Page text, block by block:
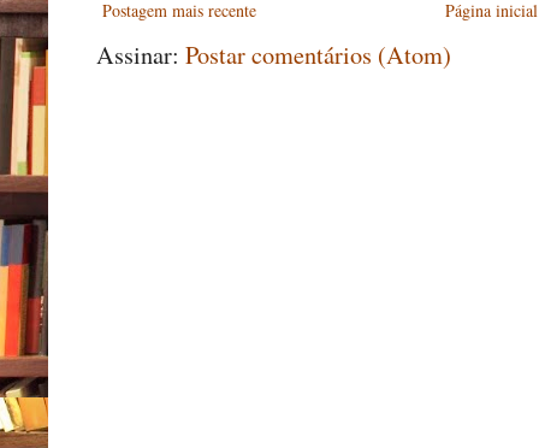
Postagem mais recente Página inicial
Assinar: Postar comentários (Atom)